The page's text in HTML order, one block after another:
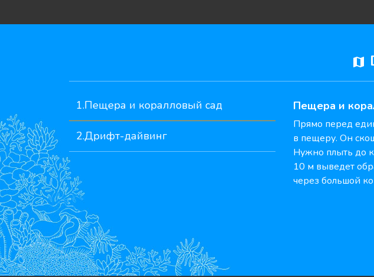
map
1.Пещера и коралловый сад
2.Дрифт-дайвинг
Пещера и
Прямо перед
в пещеру. Он
Нужно плыть до
10 м выведет
через большой